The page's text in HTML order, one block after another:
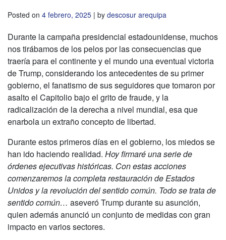
Posted on 4 febrero, 2025 | by descosur arequipa
Durante la campaña presidencial estadounidense, muchos
nos tirábamos de los pelos por las consecuencias que
traería para el continente y el mundo una eventual victoria
de Trump, considerando los antecedentes de su primer
gobierno, el fanatismo de sus seguidores que tomaron por
asalto el Capitolio bajo el grito de fraude, y la
radicalización de la derecha a nivel mundial, esa que
enarbola un extraño concepto de libertad.
Durante estos primeros días en el gobierno, los miedos se
han ido haciendo realidad. Hoy firmaré una serie de
órdenes ejecutivas históricas. Con estas acciones
comenzaremos la completa restauración de Estados
Unidos y la revolución del sentido común. Todo se trata de
sentido común… aseveró Trump durante su asunción,
quien además anunció un conjunto de medidas con gran
impacto en varios sectores.